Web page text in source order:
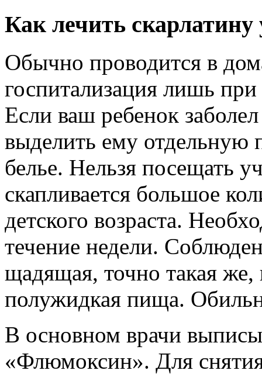
Как лечить скарлатину
Обычно проводится в
госпитализация лишь
Если ваш ребенок
выделить ему отдельную
белье. Нельзя посещать
скапливается большое
детского возраста.
течение недели.
щадящая, точно такая же,
полужидкая пища.
В основном врачи
«Флюмоксин». Для